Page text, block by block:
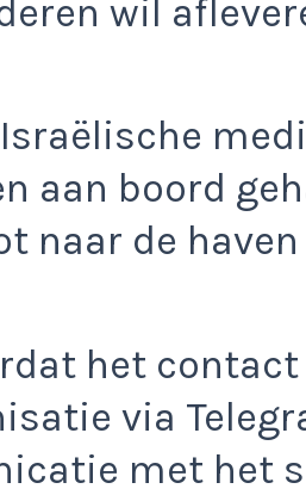
wil
aan boord
naar de
het
via
met het